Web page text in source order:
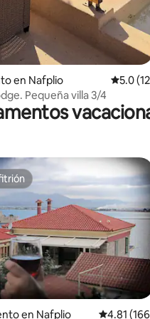
en Nafplio
5.0
Pequeña villa 3/4
en Nafplio 4.81